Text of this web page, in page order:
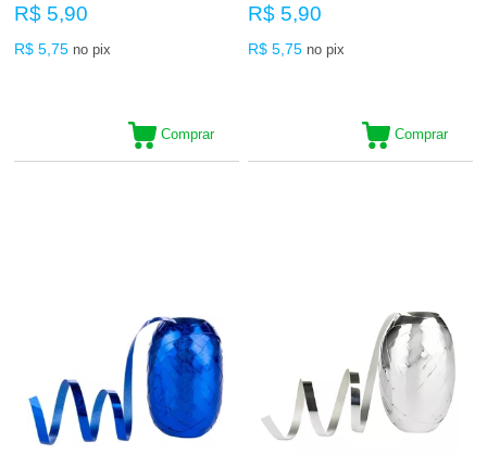
R$ 5,90
R$ 5,75 no pix
Comprar
R$ 5,90
R$ 5,75 no pix
Comprar